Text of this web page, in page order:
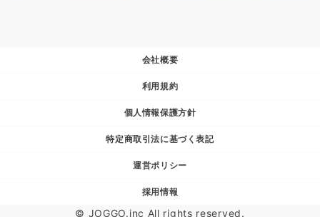
会社概要
利用規約
個人情報保護方針
特定商取引法に基づく表記
運営ポリシー
採用情報
© JOGGO.inc All rights reserved.